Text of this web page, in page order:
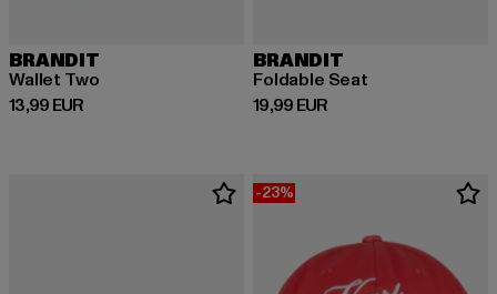
BRANDIT
Wallet Two
13,99 EUR
Derzeitiger Preis: 13,99 EUR
BRANDIT
Foldable Seat
19,99 EUR
Derzeitiger Preis: 19,99 EUR
-23%